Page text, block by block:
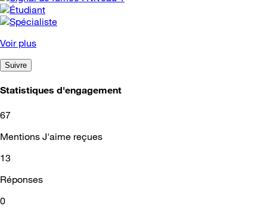
Voir plus
Suivre
Statistiques d'engagement
67
Mentions J'aime reçues
13
Réponses
0